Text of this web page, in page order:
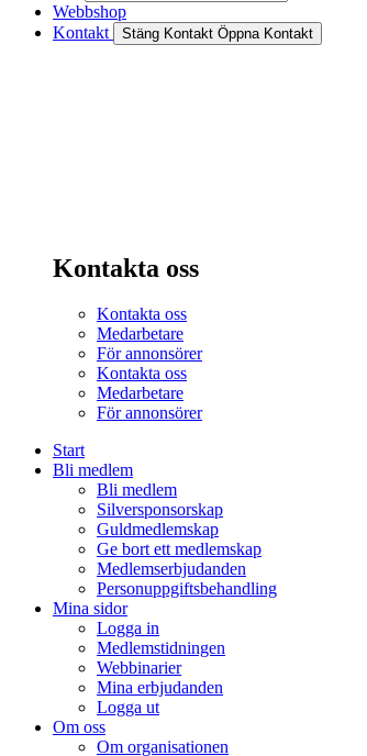
Webbshop
Kontakt
Stäng Kontakt Öppna Kontakt
Kontakta oss
Kontakta oss
Medarbetare
För annonsörer
Kontakta oss
Medarbetare
För annonsörer
Start
Bli medlem
Bli medlem
Silversponsorskap
Guldmedlemskap
Ge bort ett medlemskap
Medlemserbjudanden
Personuppgiftsbehandling
Mina sidor
Logga in
Medlemstidningen
Webbinarier
Mina erbjudanden
Logga ut
Om oss
Om organisationen